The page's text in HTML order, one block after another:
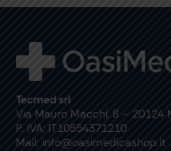
Tecmed srl
Via Mauro Macchi, 8 – 20124
P. IVA: IT10554371210
Mail: info@oasimedicashop.it